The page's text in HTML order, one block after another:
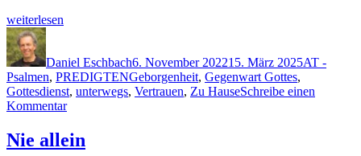
„Bei
Gott
zu Hause“
weit­er­lesen
Autor
Daniel Eschbach6. November 202215. März 2025AT -
Psalmen, PREDIGTENSchlagwörter
Geborgenheit, Gegenwart Gottes,
Gottesdienst, unterwegs, Vertrauen, Zu HauseSchreibe einen
Kommentarzu
Gott
zu Hause
Nie allein